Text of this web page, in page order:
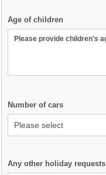
Age of children
Number of cars
Any other holiday requests